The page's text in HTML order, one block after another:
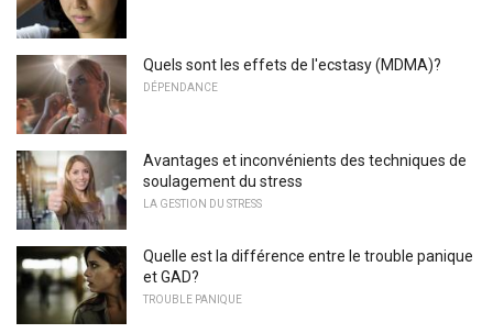
Quels sont les effets de l'ecstasy (MDMA)?
DÉPENDANCE
Avantages et inconvénients des techniques de
soulagement du stress
LA GESTION DU STRESS
Quelle est la différence entre le trouble panique
et GAD?
TROUBLE PANIQUE